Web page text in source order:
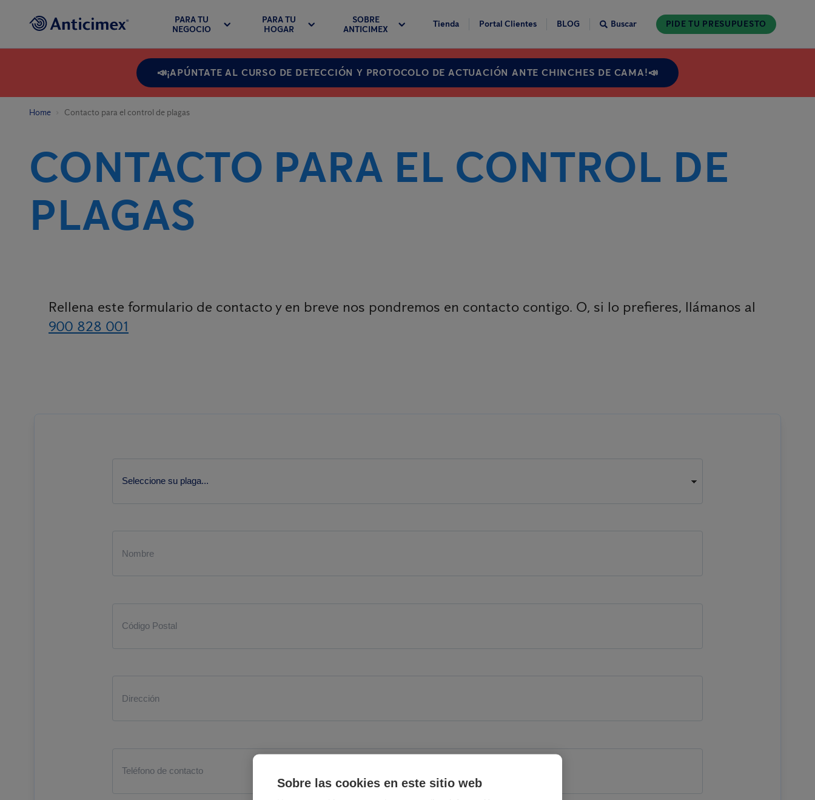
PARA TU
NEGOCIO
PARA TU
HOGAR
SOBRE
ANTICIMEX
Tienda Portal Clientes BLOG Buscar PIDE TU PRESUPUESTO
📣¡APÚNTATE AL CURSO DE DETECCIÓN Y PROTOCOLO DE ACTUACIÓN ANTE CHINCHES DE CAMA!📣
Home Contacto para el control de plagas
CONTACTO PARA EL CONTROL DE
PLAGAS
Rellena este formulario de contacto y en breve nos pondremos en contacto contigo. O, si lo prefieres, llámanos al
900 828 001
Sobre las cookies en este sitio web